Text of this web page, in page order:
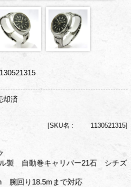
却済
[SKU名 : 1130521315]
ル製 自動巻キャリバー21石 シチズ
腕回り18.5mまで対応